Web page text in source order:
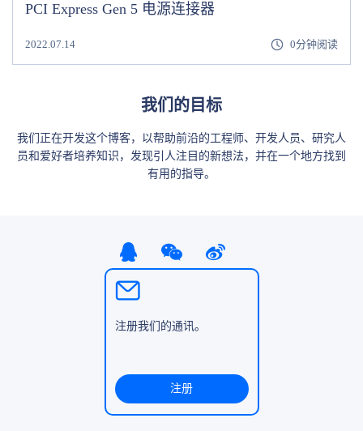
PCI Express Gen 5 电源连接器
2022.07.14 0分钟阅读
我们的目标
我们正在开发这个博客，以帮助前沿的工程师、开发人员、研究人
员和爱好者培养知识，发现引人注目的新想法，并在一个地方找到
有用的指导。
注册我们的通讯。
注册